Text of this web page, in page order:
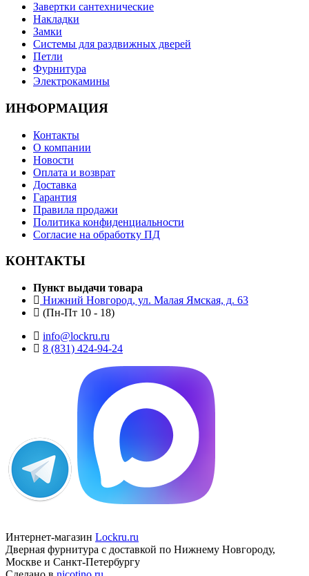
Завертки сантехнические
Накладки
Замки
Системы для раздвижных дверей
Петли
Фурнитура
Электрокамины
ИНФОРМАЦИЯ
Контакты
О компании
Новости
Оплата и возврат
Доставка
Гарантия
Правила продажи
Политика конфиденциальности
Согласие на обработку ПД
КОНТАКТЫ
Пункт выдачи товара
Нижний Новгород, ул. Малая Ямская, д. 63
(Пн-Пт 10 - 18)
info@lockru.ru
8 (831) 424-94-24
Интернет-магазин Lockru.ru
Дверная фурнитура с доставкой по Нижнему Новгороду,
Москве и Санкт-Петербургу